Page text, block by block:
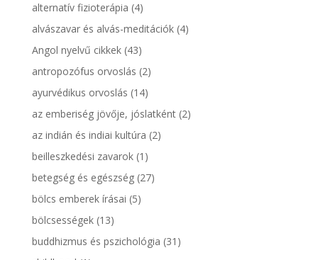
alternatív fizioterápia (4)
alvászavar és alvás-meditációk(4)
Angol nyelvű cikkek(43)
antropozófus orvoslás (2)
ayurvédikus orvoslás (14)
az emberiség jövője, jóslatként(2)
az indián és indiai kultúra (2)
beilleszkedési zavarok(1)
betegség és egészség(27)
bölcs emberek írásai (5)
bölcsességek(13)
buddhizmus és pszichológia (31)